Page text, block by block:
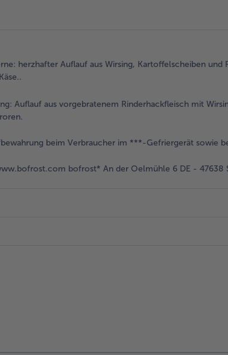
herzhafter Auflauf aus Wirsing, Kartoffelscheiben
Auflauf aus vorgebratenem Rinderhackfleisch mit
beim Verbraucher im ***-Gefriergerät sowie
bofrost* An der Oelmühle 6 DE - 47638